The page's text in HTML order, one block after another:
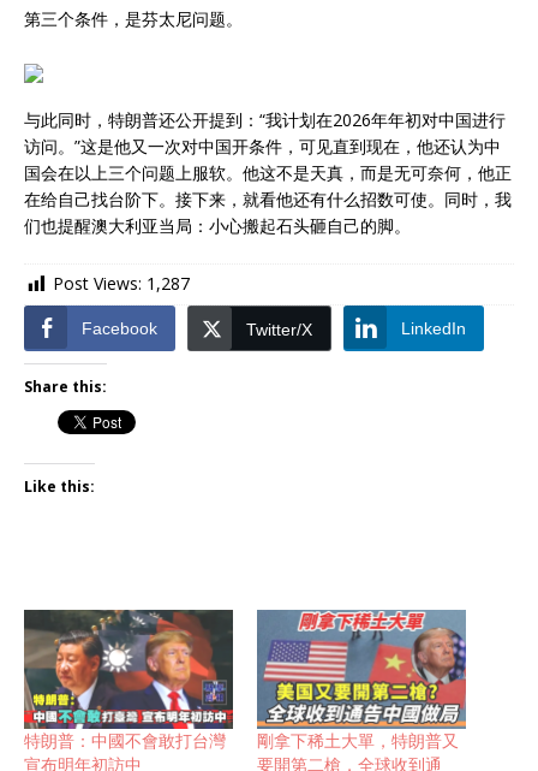
第三个条件，是芬太尼问题。
与此同时，特朗普还公开提到：“我计划在2026年年初对中国进行
访问。”这是他又一次对中国开条件，可见直到现在，他还认为中
国会在以上三个问题上服软。他这不是天真，而是无可奈何，他正
在给自己找台阶下。接下来，就看他还有什么招数可使。同时，我
们也提醒澳大利亚当局：小心搬起石头砸自己的脚。
Post Views: 1,287
Facebook Twitter/X LinkedIn
Share this:
Like this:
特朗普：中國不會敢打台灣
宣布明年初訪中
剛拿下稀土大單，特朗普又
要開第二槍，全球收到通